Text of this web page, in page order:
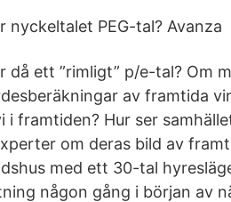
nyckeltalet PEG-tal? Avanza
då ett ”rimligt” p/e-tal? Om
av framtida
i framtiden? Hur ser
om deras bild av
med ett 30-tal
någon gång i början av